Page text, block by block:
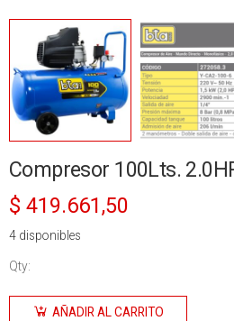
Compresor 100Lts.
$ 419.661,50
4 disponibles
Qty:
Compresor
100Lts.
AÑADIR AL CARRITO